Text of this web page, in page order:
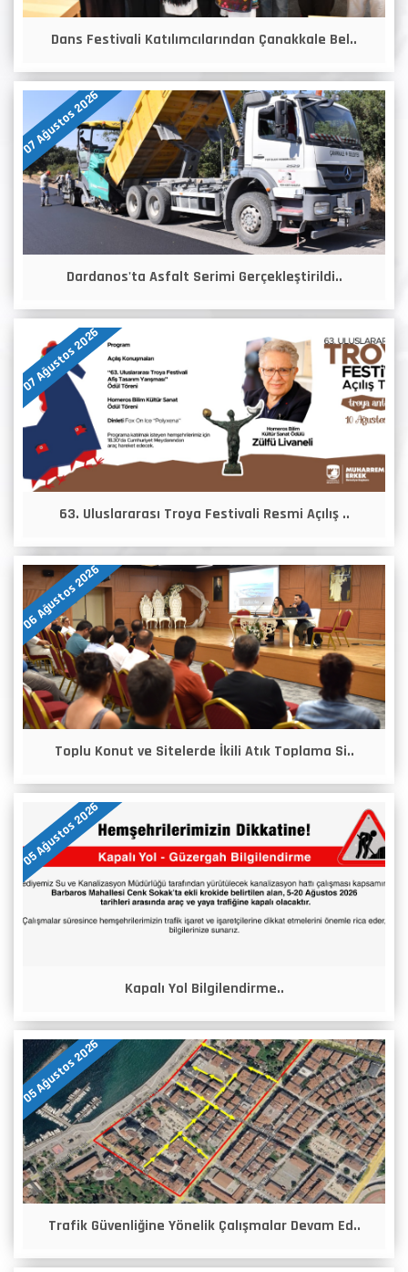
Dans Festivali Katılımcılarından Çanakkale Bel..
07 Ağustos 2026
Dardanos'ta Asfalt Serimi Gerçekleştirildi..
07 Ağustos 2026
63. Uluslararası Troya Festivali Resmi Açılış ..
06 Ağustos 2026
Toplu Konut ve Sitelerde İkili Atık Toplama Si..
05 Ağustos 2026
Kapalı Yol Bilgilendirme..
05 Ağustos 2026
Trafik Güvenliğine Yönelik Çalışmalar Devam Ed..